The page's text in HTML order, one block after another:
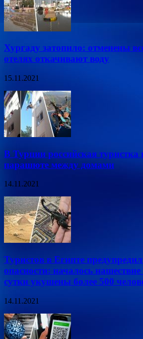
Хургаду затопило: отменены
отелях откачивают воду
15.11.2021
В Турции российская туристка
парашюте между домами
14.11.2021
Туристов в Египте
опасности: началось
сутки укушены более 500
14.11.2021